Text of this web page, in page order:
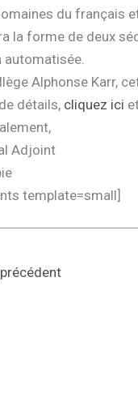
du français
la forme de deux
automatisée.
Alphonse Karr,
détails, cliquez ici
Adjoint
template=small]